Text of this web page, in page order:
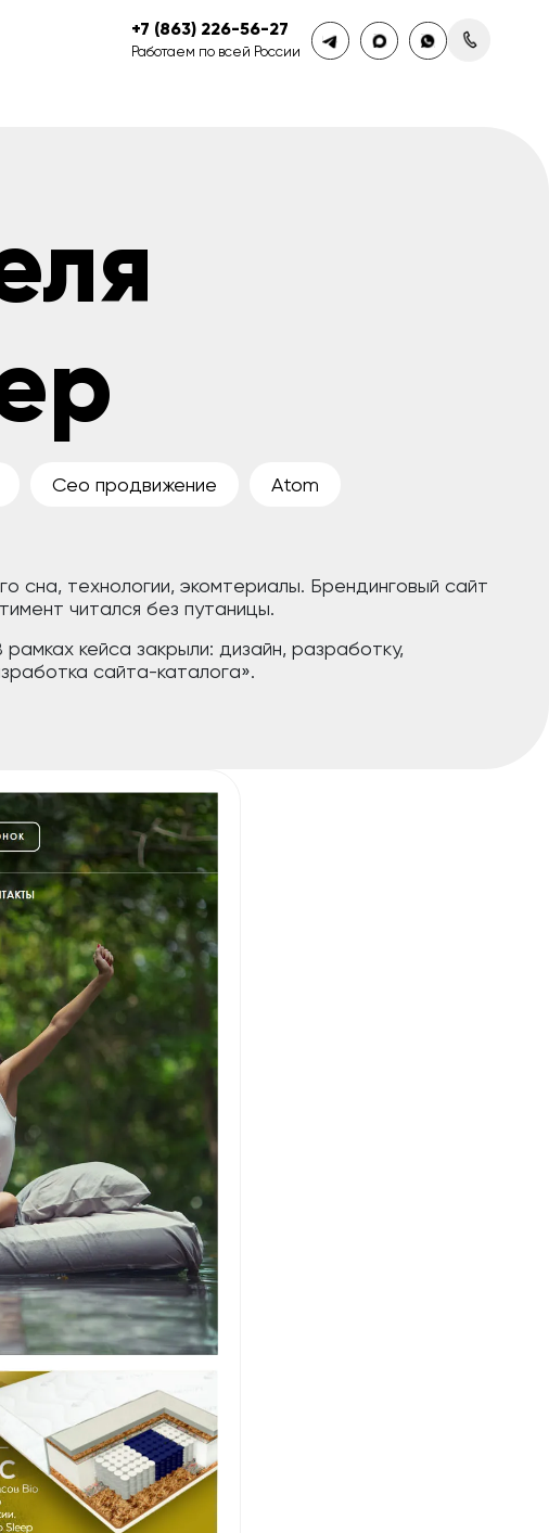
+7 (863) 226-56-27
Работаем по всей России
Сео продвижение Atom
технологии, экомтериалы. Брендинговый сайт
читался без путаницы.
кейса закрыли: дизайн, разработку,
сайта-каталога».